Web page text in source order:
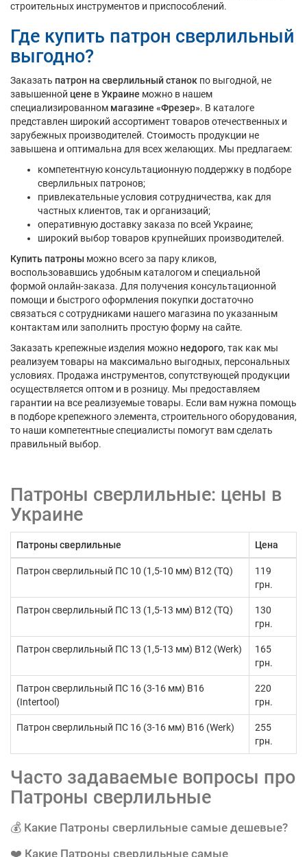
строительных инструментов и приспособлений.
Где купить патрон сверлильный
выгодно?
Заказать патрон на сверлильный станок по выгодной, не
завышенной цене вУкраине можно в нашем
специализированном магазине «Фрезер». В каталоге
представлен широкий ассортимент товаров отечественных и
зарубежных производителей. Стоимость продукции не
завышена и оптимальна для всех желающих. Мы предлагаем:
компетентную консультационную поддержку в подборе
сверлильных патронов;
привлекательные условия сотрудничества, как для
частных клиентов, так и организаций;
оперативную доставку заказа по всей Украине;
широкий выбор товаров крупнейших производителей.
Купить патроны можно всего за пару кликов,
воспользовавшись удобным каталогом и специальной
формой онлайн-заказа. Для получения консультационной
помощи и быстрого оформления покупки достаточно
связаться с сотрудниками нашего магазина по указанным
контактам или заполнить простую форму на сайте.
Заказать крепежные изделия можно недорого, так как мы
реализуем товары на максимально выгодных, персональных
условиях. Продажа инструментов, сопутствующей продукции
осуществляется оптом и в розницу. Мы предоставляем
гарантии на все реализуемые товары. Если вам нужна помощь
в подборе крепежного элемента, строительного оборудования,
то наши компетентные специалисты помогут вам сделать
правильный выбор.
Патроны сверлильные: цены в
Украине
Патроны сверлильные Цена
Патрон сверлильный ПС 10 (1,5-10 мм) В12 (TQ)
119
грн.
Патрон сверлильный ПС 13 (1,5-13 мм) В12 (TQ)
130
грн.
Патрон сверлильный ПС 13 (1,5-13 мм) В12 (Werk)
165
грн.
Патрон сверлильный ПС 16 (3-16 мм) В16
(Intertool)
220
грн.
Патрон сверлильный ПС 16 (3-16 мм) В16 (Werk)
255
грн.
Часто задаваемые вопросы про
Патроны сверлильные
💰 Какие Патроны сверлильные самые дешевые?
❤️ Какие Патроны сверлильные самые